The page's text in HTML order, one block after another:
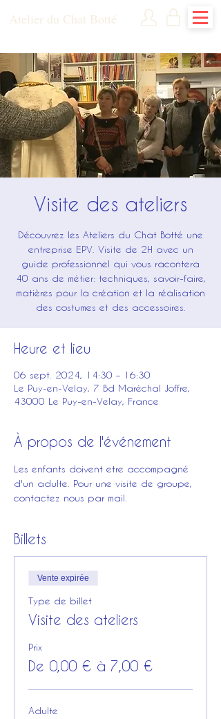
Atelier du Chat Botté
Visite des ateliers
Découvrez les Ateliers du Chat Botté une
entreprise EPV. Visite de 2H avec un
guide professionnel qui vous racontera
40 ans de métier: techniques, savoir-faire,
matières pour la création et la réalisation
Heure et lieu
06 sept. 2024, 14:30 – 16:30
Le Puy-en-Velay, 7 Bd Maréchal Joffre,
43000 Le Puy-en-Velay, France
À propos de l'événement
Les enfants doivent etre accompagné
d'un adulte. Pour une visite de groupe,
contactez nous par mail.
Billets
Vente expirée
Type de billet
Visite des ateliers
Prix
De 0,00 € à 7,00 €
Adulte